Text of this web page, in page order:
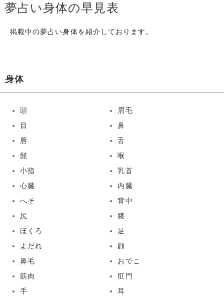
夢占い身体の早見表
掲載中の夢占い身体を紹介しております。
身体
頭
眉毛
目
鼻
唇
舌
髭
喉
小指
乳首
心臓
内臓
へそ
背中
尻
膝
ほくろ
足
よだれ
顔
鼻毛
おでこ
筋肉
肛門
手
耳